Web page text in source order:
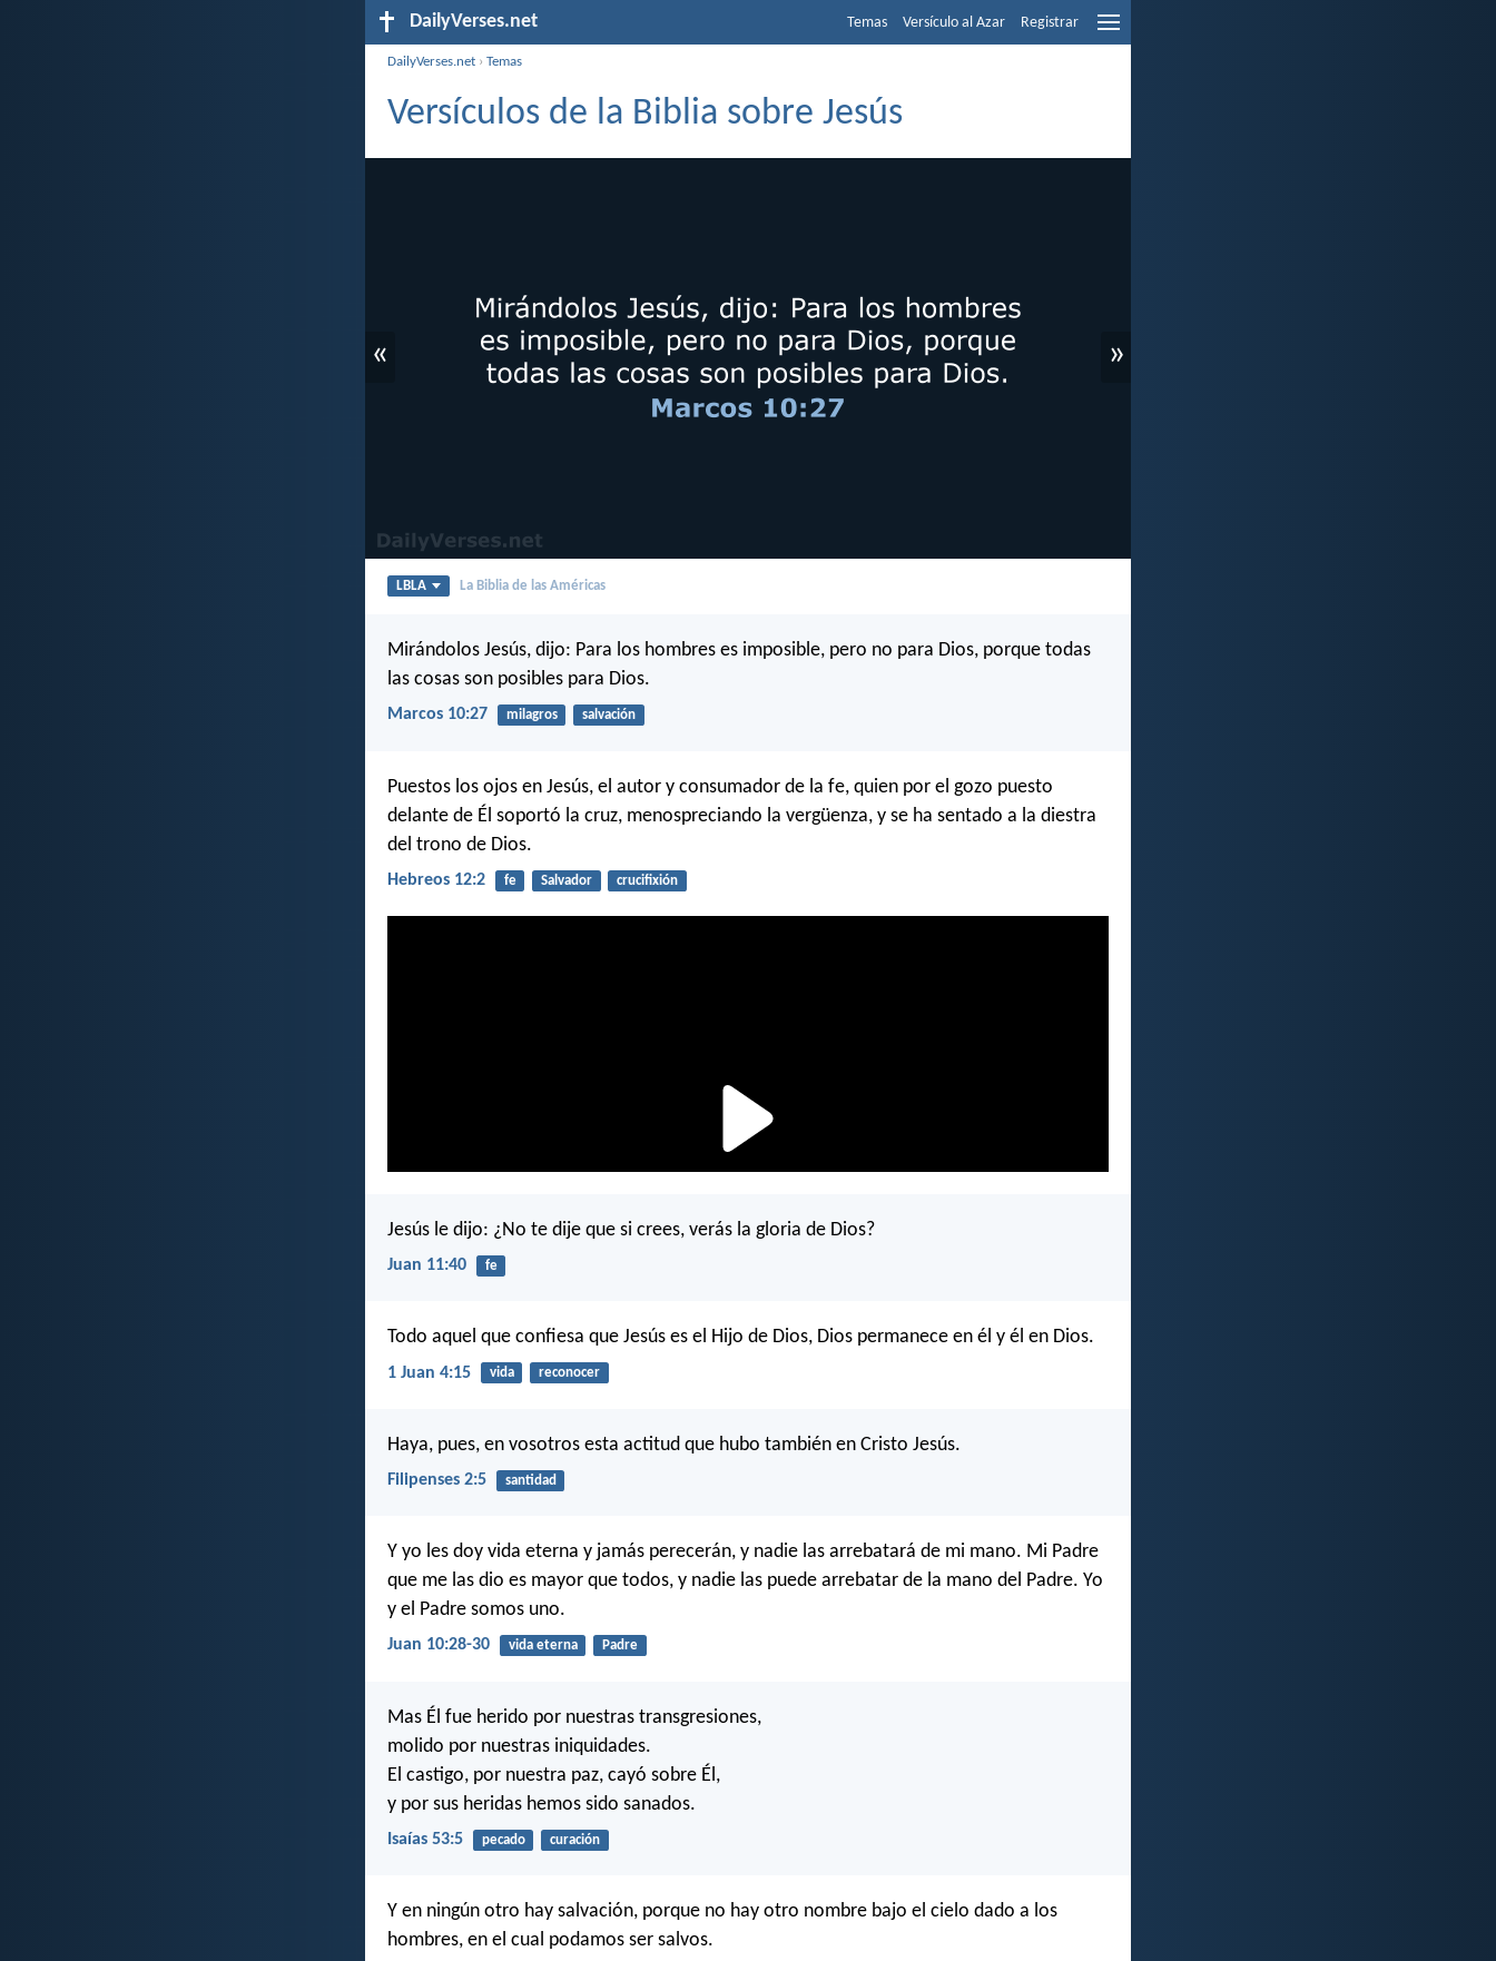
DailyVerses.net Temas Versículo al Azar Registrar
DailyVerses.net ›Temas
Versículos de la Biblia sobre Jesús
« »
LBLA La Biblia de las Américas
Mirándolos Jesús, dijo: Para los hombres es imposible, pero no para Dios, porque todas
las cosas son posibles para Dios.
Marcos 10:27 milagros salvación
Puestos los ojos en Jesús, el autor y consumador de la fe, quien por el gozo puesto
delante de Él soportó la cruz, menospreciando la vergüenza, y se ha sentado a la diestra
del trono de Dios.
Hebreos 12:2 fe Salvador crucifixión
Jesús le dijo: ¿No te dije que si crees, verás la gloria de Dios?
Juan 11:40 fe
Todo aquel que confiesa que Jesús es el Hijo de Dios, Dios permanece en él y él en Dios.
1 Juan 4:15 vida reconocer
Haya, pues, en vosotros esta actitud que hubo también en Cristo Jesús.
Filipenses 2:5 santidad
Y yo les doy vida eterna y jamás perecerán, y nadie las arrebatará de mi mano. Mi Padre
que me las dio es mayor que todos, y nadie las puede arrebatar de la mano del Padre. Yo
y el Padre somos uno.
Juan 10:28-30 vida eterna Padre
Mas Él fue herido por nuestras transgresiones,
molido por nuestras iniquidades.
El castigo, por nuestra paz, cayó sobre Él,
y por sus heridas hemos sido sanados.
Isaías 53:5 pecado curación
Y en ningún otro hay salvación, porque no hay otro nombre bajo el cielo dado a los
hombres, en el cual podamos ser salvos.